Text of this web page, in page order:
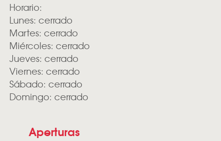
Horario:
Lunes: cerrado
Martes: cerrado
Miércoles: cerrado
Jueves: cerrado
Viernes: cerrado
Sábado: cerrado
Domingo: cerrado
Aperturas